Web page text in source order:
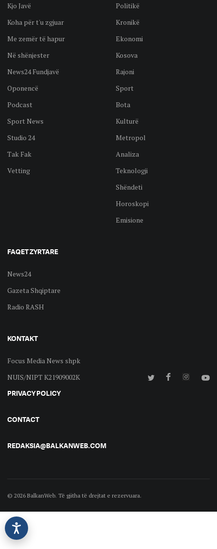
Kjo Javë
Koha për t'u zgjuar
Me zemër të hapur
Në shënjester
News24 Fundjavë
Oponencë
Podcast
Sport News
Studio 24
Tak Fak
Vetting
Politikë
Kronikë
Ekonomi
Kosova
Rajoni
Sport
Bota
Kulturë
Metropol
Analiza
Teknologji
Shëndeti
Horoskopi
Emisione
FAQET ZYRTARE
News24
Gazeta Shqiptare
Radio RASH
KONTAKT
Focus Media News shpk
NUIS/NIPT K21909002K
PRIVACY POLICY
CONTACT
REDAKSIA@BALKANWEB.COM
© 2026 BalkanWeb. Të gjitha të drejtat e rezervuara.